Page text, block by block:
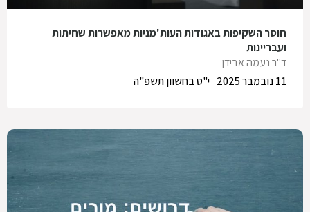
חוסר השקיפות באגודות העות'מניות מאפשרות שחיתות
ועבריינות
ד"ר נעמה אבידן
י"ט בחשוון תשפ"ה
11 נובמבר 2025